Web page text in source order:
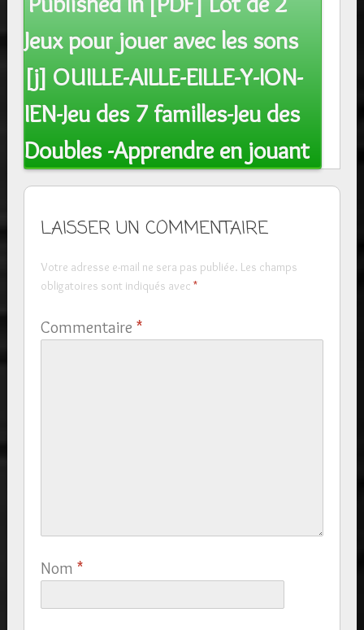
navigation
Jeux pour jouer avec les sons
[j] OUILLE-AILLE-EILLE-Y-ION-
IEN-Jeu des 7 familles-Jeu des
Doubles -Apprendre en jouant
LAISSER UN COMMENTAIRE
Votre adresse e-mail ne sera pas publiée. Les champs
obligatoires sont indiqués avec *
Commentaire *
Nom *